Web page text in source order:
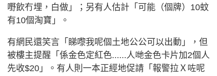
嘢飲冇埋，白做」；另有人估計「可能（個牌）10蚊
有10個淘寶」。
有網民還笑言「睇嚟我呢個土地公公可以出動」，但
被樓主提醒「係金色定紅色......人哋金色卡片加2個人
先收$20」。有人則一本正經地促請「報警拉Ｘ咗呢